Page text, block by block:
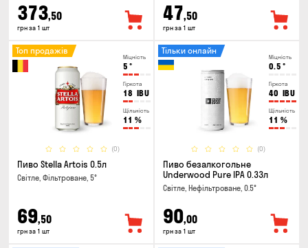
373,50
грн за 1 шт
47,50
грн за 1 шт
Міцність
5 °
Гіркота
18 IBU
Щільність
11 %
(0)
Топ продажів
Пиво Stella Artois 0.5л
Світле, Фільтроване, 5°
69,50
грн за 1 шт
Міцність
0.5 °
Гіркота
40 IBU
Щільність
11 %
(0)
Тільки онлайн
Пиво безалкогольне
Underwood Pure IPA 0.33л
Світле, Нефільтроване, 0.5°
90,00
грн за 1 шт